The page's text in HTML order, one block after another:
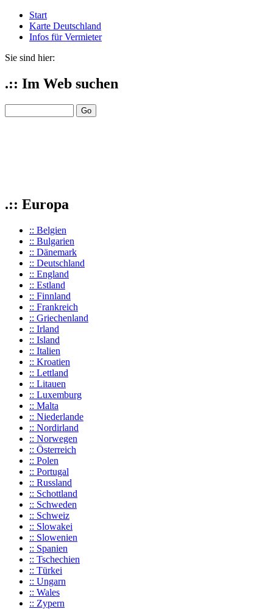
Start
Karte Deutschland
Infos für Vermieter
Sie sind hier:
.:: Im Web suchen
.:: Europa
:: Belgien
:: Bulgarien
:: Dänemark
:: Deutschland
:: England
:: Estland
:: Finnland
:: Frankreich
:: Griechenland
:: Irland
:: Island
:: Italien
:: Kroatien
:: Lettland
:: Litauen
:: Luxemburg
:: Malta
:: Niederlande
:: Nordirland
:: Norwegen
:: Österreich
:: Polen
:: Portugal
:: Russland
:: Schottland
:: Schweden
:: Schweiz
:: Slowakei
:: Slowenien
:: Spanien
:: Tschechien
:: Türkei
:: Ungarn
:: Wales
:: Zypern